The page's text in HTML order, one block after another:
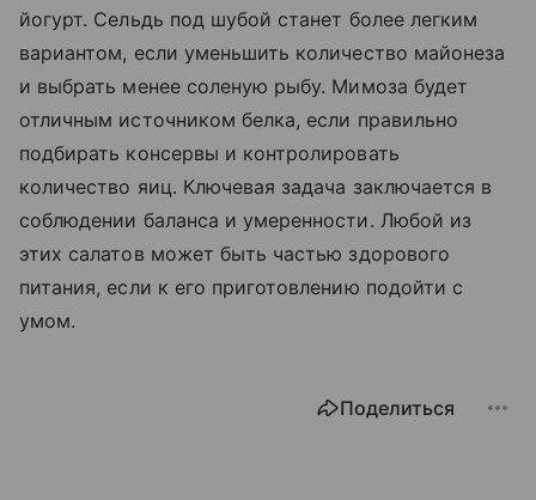
йогурт. Сельдь под шубой станет более легким
вариантом, если уменьшить количество майонеза
и выбрать менее соленую рыбу. Мимоза будет
отличным источником белка, если правильно
подбирать консервы и контролировать
количество яиц. Ключевая задача заключается в
соблюдении баланса и умеренности. Любой из
этих салатов может быть частью здорового
питания, если к его приготовлению подойти с
умом.
Поделиться